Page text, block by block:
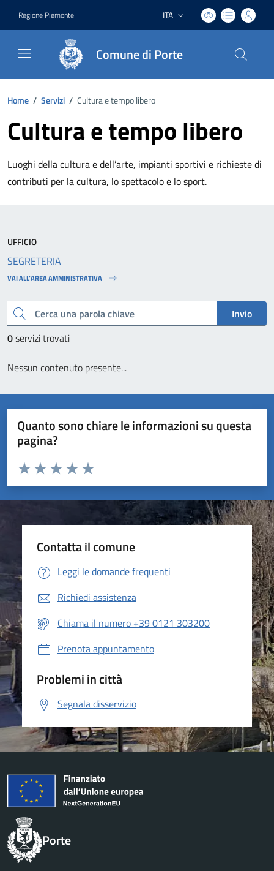
Regione Piemonte Lingua attiva:
ITA
Comune di Porte
Home / Servizi / Cultura e tempo libero
Cultura e tempo libero
Luoghi della cultura e dell’arte, impianti sportivi e richieste di
contributi per la cultura, lo spettacolo e lo sport.
Cerca una parola chiave
Invio
0servizi trovati
Nessun contenuto presente...
UFFICIO
SEGRETERIA
VAI ALL’AREA AMMINISTRATIVA
Quanto sono chiare le informazioni su questa
pagina?
Valuta da 1 a 5 stelle la pagina
Valuta 5 stelle su 5
Valuta 4 stelle su 5
Valuta 3 stelle su 5
Valuta 2 stelle su 5
Valuta 1 stelle su 5
Contatta il comune
Leggi le domande frequenti
Richiedi assistenza
Chiama il numero +39 0121 303200
Prenota appuntamento
Problemi in città
Segnala disservizio
Porte